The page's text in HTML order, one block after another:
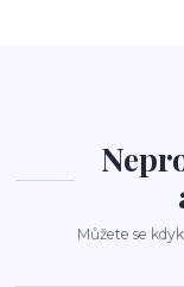
Můžete se